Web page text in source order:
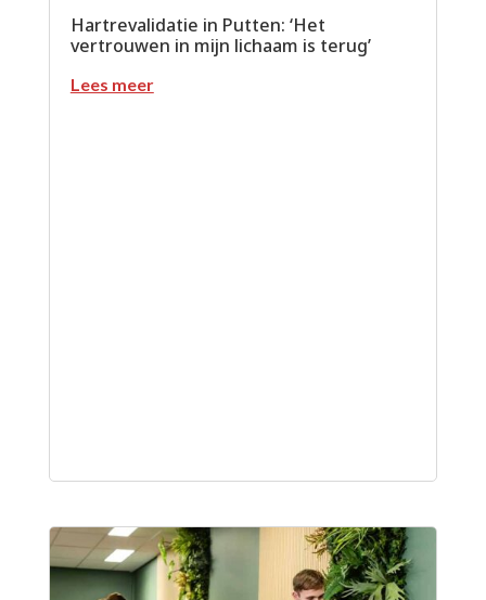
Hartrevalidatie in Putten: ‘Het
vertrouwen in mijn lichaam is terug’
Lees meer